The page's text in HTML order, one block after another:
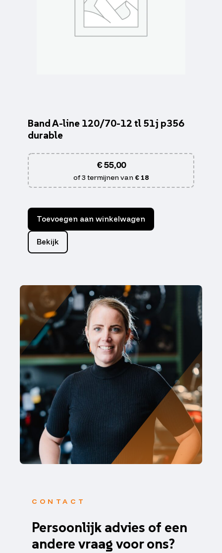
Band A-line 120/70-12 tl 51j p356
durable
€55,00
of 3 termijnen van € 18
Toevoegen aan winkelwagen
Bekijk
CONTACT
Persoonlijk advies of een
andere vraag voor ons?